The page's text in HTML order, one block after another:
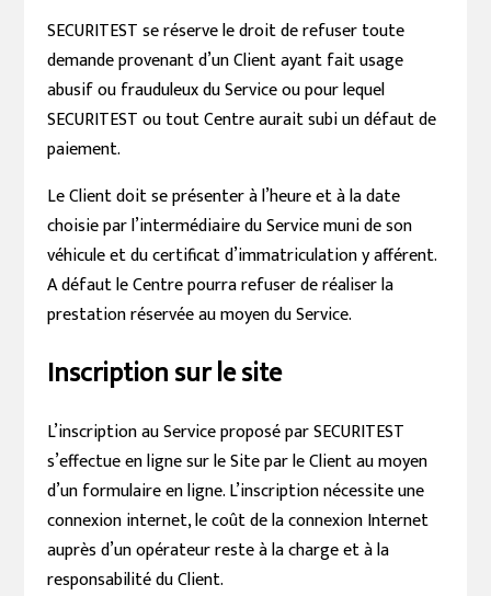
SECURITEST se réserve le droit de refuser toute
demande provenant d’un Client ayant fait usage
abusif ou frauduleux du Service ou pour lequel
SECURITEST ou tout Centre aurait subi un défaut de
paiement.
Le Client doit se présenter à l’heure et à la date
choisie par l’intermédiaire du Service muni de son
véhicule et du certificat d’immatriculation y afférent.
A défaut le Centre pourra refuser de réaliser la
prestation réservée au moyen du Service.
Inscription sur le site
L’inscription au Service proposé par SECURITEST
s’effectue en ligne sur le Site par le Client au moyen
d’un formulaire en ligne. L’inscription nécessite une
connexion internet, le coût de la connexion Internet
auprès d’un opérateur reste à la charge et à la
responsabilité du Client.